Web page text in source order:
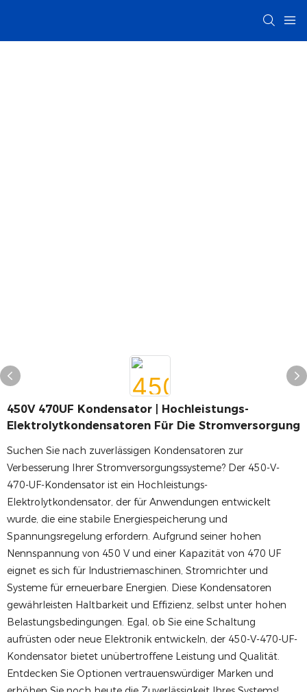
450V 470UF Kondensator | Hochleistungs-
Elektrolytkondensatoren Für Die Stromversorgung
Suchen Sie nach zuverlässigen Kondensatoren zur
Verbesserung Ihrer Stromversorgungssysteme? Der 450-V-
470-UF-Kondensator ist ein Hochleistungs-
Elektrolytkondensator, der für Anwendungen entwickelt
wurde, die eine stabile Energiespeicherung und
Spannungsregelung erfordern. Aufgrund seiner hohen
Nennspannung von 450 V und einer Kapazität von 470 UF
eignet es sich für Industriemaschinen, Stromrichter und
Systeme für erneuerbare Energien. Diese Kondensatoren
gewährleisten Haltbarkeit und Effizienz, selbst unter hohen
Belastungsbedingungen. Egal, ob Sie eine Schaltung
aufrüsten oder neue Elektronik entwickeln, der 450-V-470-UF-
Kondensator bietet unübertroffene Leistung und Qualität.
Entdecken Sie Optionen vertrauenswürdiger Marken und